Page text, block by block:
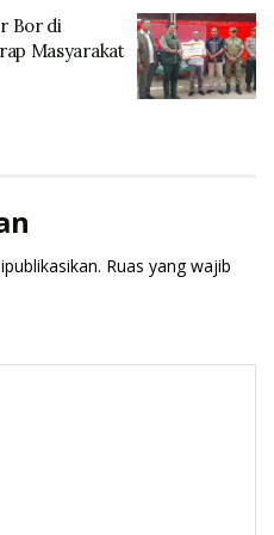
langsung terasa.
Bor di
Masyarakat
Ruas yang wajib